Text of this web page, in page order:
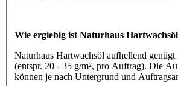
Wie ergiebig ist Naturhaus
Naturhaus Hartwachsöl aufhellend genügt
(entspr. 20 - 35 g/m², pro Auftrag). Die
können je nach Untergrund und